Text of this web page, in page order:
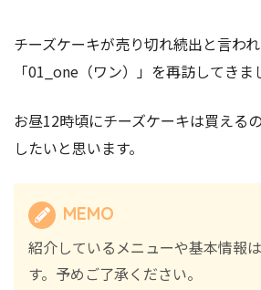
チーズケーキが売り切れ続出と言わ
「01_one（ワン）」を再訪してきま
お昼12時頃にチーズケーキは買える
したいと思います。
MEMO
紹介しているメニューや基本情報
す。予めご了承ください。